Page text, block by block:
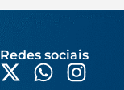
Redes sociais